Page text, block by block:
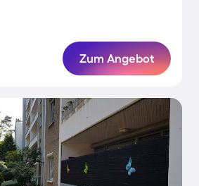
Zum Angebot